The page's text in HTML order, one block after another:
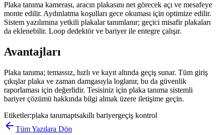
Plaka tanıma kamerası, aracın plakasını net görecek açı ve mesafeye
monte edilir. Aydınlatma koşulları gece okuması için optimize edilir.
Sistem yazılımına yetkili plakalar tanımlanır; geçici misafir plakaları
da eklenebilir. Loop dedektör ve bariyer ile entegre çalışır.
Avantajları
Plaka tanıma; temassız, hızlı ve kayıt altında geçiş sunar. Tüm giriş
çıkışlar plaka ve zaman damgasıyla loglanır, bu da güvenlik
raporlaması için değerlidir. Tesisiniz için plaka tanıma sistemli
bariyer çözümü hakkında bilgi almak üzere iletişime geçin.
Etiketler:plaka tanımaptsakıllı bariyergeçiş kontrol
Tüm Yazılara Dön